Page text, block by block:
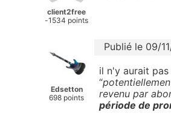
client2free
-1534 points
Edsetton
698 points
Publié le 09/
il n'y aurait
“
revenu par
période de